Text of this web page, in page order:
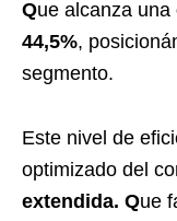
Que alcanza una
44,5%,
segmento.
Este nivel de
optimizado del
extendida. Que